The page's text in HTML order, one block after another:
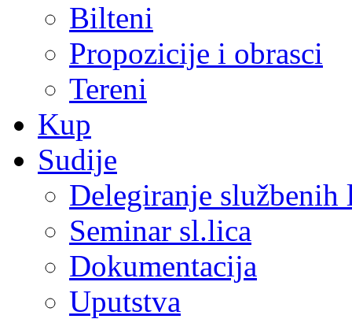
Bilteni
Propozicije i obrasci
Tereni
Kup
Sudije
Delegiranje službenih
Seminar sl.lica
Dokumentacija
Uputstva